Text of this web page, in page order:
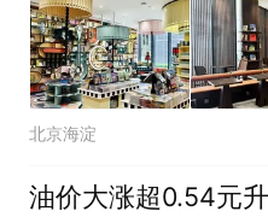
北京海淀
油价大涨超0.54元